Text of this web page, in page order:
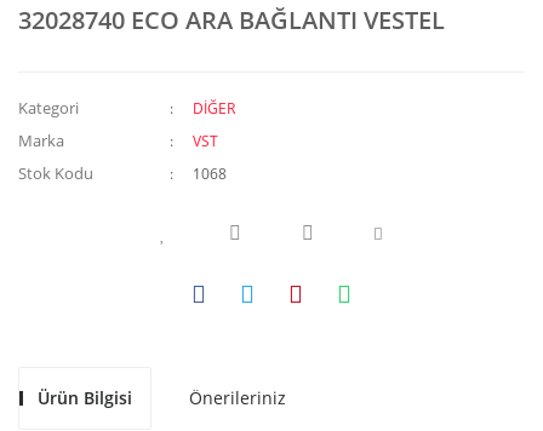
32028740 ECO ARA BAĞLANTI VESTEL
Kategori DİĞER
Marka VST
Stok Kodu 1068
Ürün Bilgisi Önerileriniz